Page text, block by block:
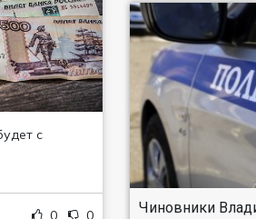
с
0 0
Чиновники